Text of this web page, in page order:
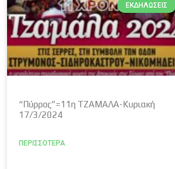
ΕΚΔΗΛΏΣΕΙΣ
“Πύρρος”=11η ΤΖΑΜΑΛΑ-Κυριακή
17/3/2024
ΠΕΡΙΣΣΌΤΕΡΑ